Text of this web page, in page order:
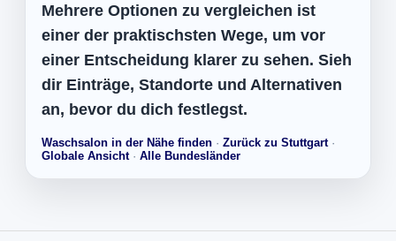
Mehrere Optionen zu vergleichen ist
einer der praktischsten Wege, um vor
einer Entscheidung klarer zu sehen. Sieh
dir Einträge, Standorte und Alternativen
an, bevor du dich festlegst.
Waschsalon in der Nähe finden · Zurück zu Stuttgart·
Globale Ansicht· Alle Bundesländer